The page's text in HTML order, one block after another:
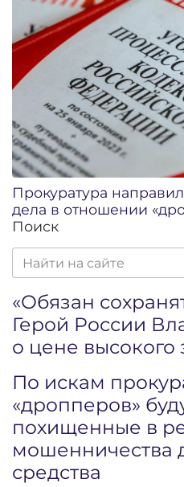
Прокуратура
дела в отношении
Поиск
«Обязан
Герой России
о цене высокого
По искам
«дропперов»
похищенные в
мошенничества
средства